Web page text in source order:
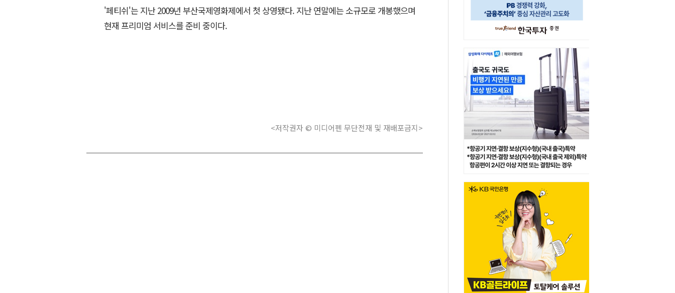
'페티쉬'는 지난 2009년 부산국제영화제에서 첫 상영됐다. 지난 연말에는 소규모로 개봉했으며
현재 프리미엄 서비스를 준비 중이다.
<저작권자 © 미디어펜 무단전재 및 재배포금지>